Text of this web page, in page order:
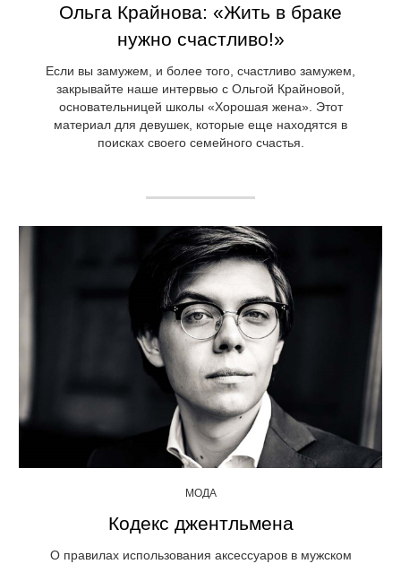
Ольга Крайнова: «Жить в браке
нужно счастливо!»
Если вы замужем, и более того, счастливо замужем,
закрывайте наше интервью с Ольгой Крайновой,
основательницей школы «Хорошая жена». Этот
материал для девушек, которые еще находятся в
поисках своего семейного счастья.
МОДА
Кодекс джентльмена
О правилах использования аксессуаров в мужском